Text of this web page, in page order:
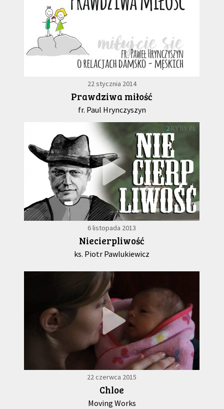
22 stycznia 2014
Prawdziwa miłość
fr. Paul Hrynczyszyn
6 listopada 2013
Niecierpliwość
ks. Piotr Pawlukiewicz
22 czerwca 2015
Chloe
Moving Works